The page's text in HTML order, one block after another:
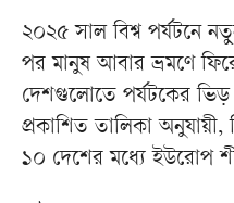
২০২৫ সাল বিশ্ব পর্যটনে
পর মানুষ আবার ভ্রমণে
দেশগুলোতে পর্যটকের
প্রকাশিত তালিকা অনুযায়ী,
১০ দেশের মধ্যে ইউরোপ